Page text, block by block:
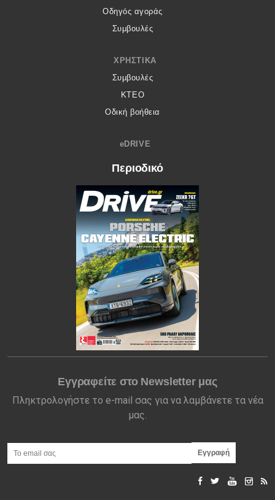
Οδηγός αγοράς
Συμβουλές
ΧΡΗΣΤΙΚΆ
Συμβουλές
ΚΤΕΟ
Οδική βοήθεια
eDRIVE
Περιοδικό
Εγγραφείτε στο Newsletter μας
Πληκτρολογήστε το e-mail σας για να λαμβάνετε τα νέα
μας.